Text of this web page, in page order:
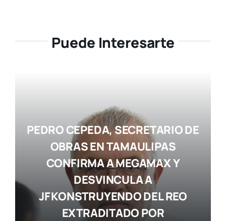
Puede Interesarte
PEDRO CEPEDA, SECRETARIO DE
OBRAS EN TAMAULIPAS
CONFIRMA A MEGAMAX Y
DESVINCULA A
JF KONSTRUYENDO DEL REO
EXTRADITADO POR